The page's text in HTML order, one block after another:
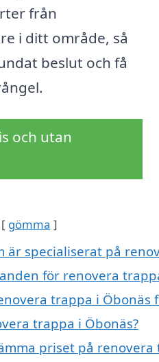
från
i ditt område, så
beslut och få
och utan
gömma
är specialiserat på
för renovera
trappa i Öbonäs
trappa i Öbonäs?
priset på renovera